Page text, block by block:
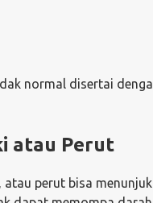
normal disertai
atau Perut
atau perut bisa